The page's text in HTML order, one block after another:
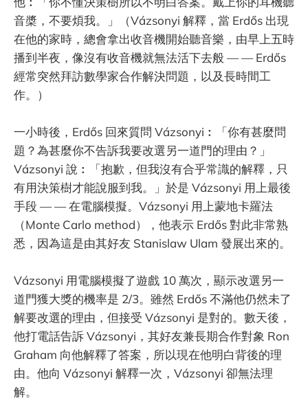
音槳，不要煩我。」（Vázsonyi 解釋，當 Erdős 出現
在他的家時，總會拿出收音機開始聽音樂，由早上五時
播到半夜，像沒有收音機就無法活下去般 — — Erdős
經常突然拜訪數學家合作解決問題，以及長時間工
作。）
一小時後，Erdős 回來質問 Vázsonyi︰「你有甚麼問
題？為甚麼你不告訴我要改選另一道門的理由？」
Vázsonyi 說︰「抱歉，但我沒有合乎常識的解釋，只
有用決策樹才能說服到我。」於是 Vázsonyi 用上最後
手段 — — 在電腦模擬。Vázsonyi 用上蒙地卡羅法
（Monte Carlo method），他表示 Erdős 對此非常熟
悉，因為這是由其好友 Stanislaw Ulam 發展出來的。
Vázsonyi 用電腦模擬了遊戲 10 萬次，顯示改選另一
道門獲大獎的機率是 2/3。雖然 Erdős 不滿他仍然未了
解要改選的理由，但接受 Vázsonyi 是對的。數天後，
他打電話告訴 Vázsonyi，其好友兼長期合作對象 Ron
Graham 向他解釋了答案，所以現在他明白背後的理
由。他向 Vázsonyi 解釋一次，Vázsonyi 卻無法理
解。